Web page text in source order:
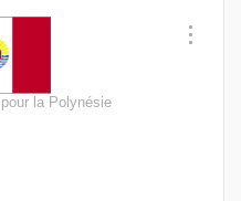
la Polynésie